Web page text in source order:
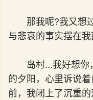
那我呢?我又想
与悲哀的事实摆在我
岛村...我好想
的夕阳，心里诉说
前，我闭上了沉重的